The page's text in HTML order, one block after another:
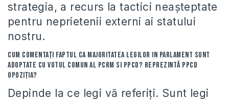
strategia, a recurs la tactici neaşteptate
pentru neprietenii externi ai statului
nostru.
Cum comentaţi faptul ca majoritatea legilor in Parlament sunt
adoptate cu votul comun al PCRM si PPCD? Reprezintă PPCD
opoziţia?
Depinde la ce legi vă referiţi. Sunt legi